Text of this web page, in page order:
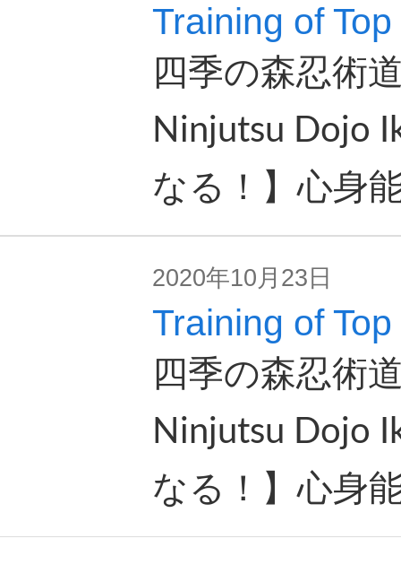
Training of
四季の森忍術
Ninjutsu Dojo
なる！】心身
2020年10月23日
Training of
四季の森忍術
Ninjutsu Dojo
なる！】心身